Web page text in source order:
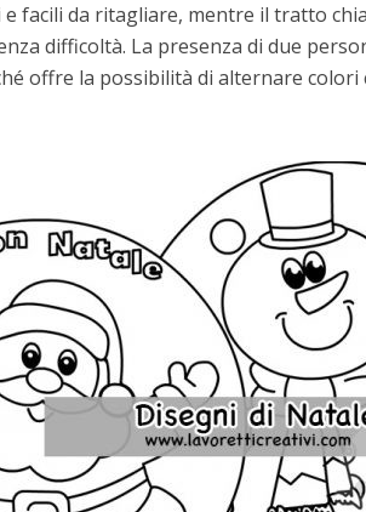
facili da ritagliare, mentre il tratto
difficoltà. La presenza di due
offre la possibilità di alternare colori